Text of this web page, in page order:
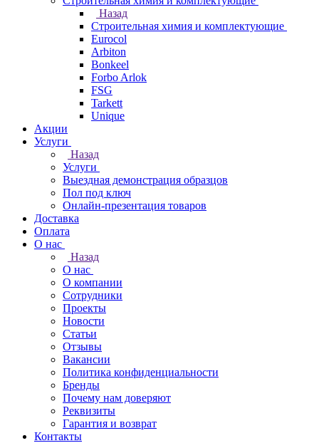
Назад
Строительная химия и комплектующие
Eurocol
Arbiton
Bonkeel
Forbo Arlok
FSG
Tarkett
Unique
Акции
Услуги
Назад
Услуги
Выездная демонстрация образцов
Пол под ключ
Онлайн-презентация товаров
Доставка
Оплата
О нас
Назад
О нас
О компании
Сотрудники
Проекты
Новости
Статьи
Отзывы
Вакансии
Политика конфиденциальности
Бренды
Почему нам доверяют
Реквизиты
Гарантия и возврат
Контакты